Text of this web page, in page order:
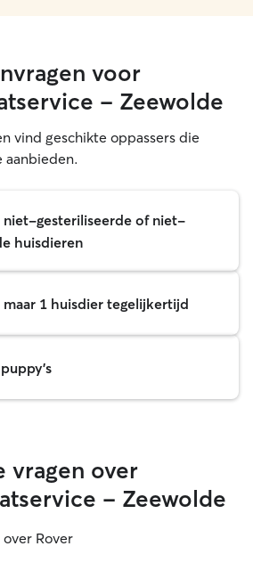
voor
- Zeewolde
vind geschikte oppassers die
aanbieden.
gesteriliseerde of niet-
huisdieren
1 huisdier tegelijkertijd
vragen over
- Zeewolde
Rover